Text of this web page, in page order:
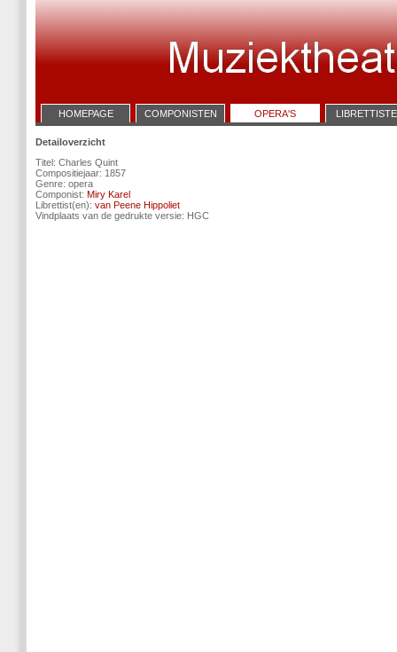
HOMEPAGE COMPONISTEN OPERA'S
Detailoverzicht
Titel: Charles Quint
Compositiejaar: 1857
Genre: opera
Componist: Miry Karel
Librettist(en): van Peene Hippoliet
Vindplaats van de gedrukte versie: HGC